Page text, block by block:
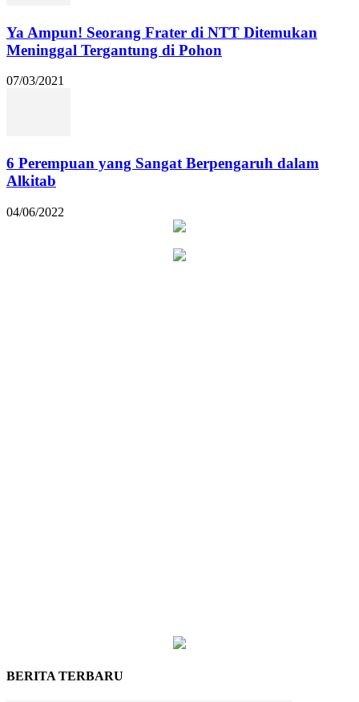
Ya Ampun! Seorang Frater di NTT Ditemukan
Meninggal Tergantung di Pohon
07/03/2021
6 Perempuan yang Sangat Berpengaruh dalam
Alkitab
04/06/2022
BERITA TERBARU